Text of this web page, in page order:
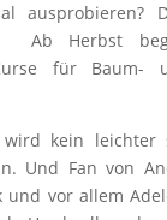
ausprobieren?
Ab Herbst
für Baum-
wird kein
Und Fan von
und vor allem